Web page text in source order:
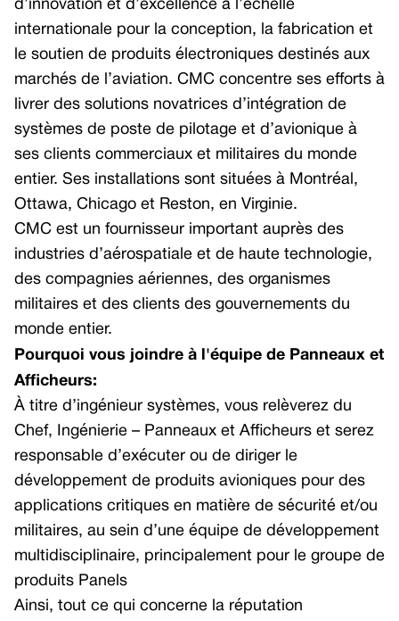
Multi-function Display
Portable Mission Display TacView +
Avionics Computers
Multicore Avionics Computer
Aircraft Information Server (AIS)
Smart Multi-function Display
Optoelectronics
Civil Helicopters
Helicopter Cockpit
GNSS Receivers
Navigation Sensors (Doppler)
Multicore Avionics Computer
Air Transport
Air Transport Cockpit
Civil Flight Management System
GNSS Receivers
Multicore Avionics Computer
Smart Multi-function Display
Aircraft Information Server
Unmanned Aerial Systems
Flight Management Systems – Civil
d’innovation et d’excellence à l’échelle
internationale pour la conception, la fabrication et
le soutien de produits électroniques destinés aux
marchés de l’aviation. CMC concentre ses efforts à
livrer des solutions novatrices d’intégration de
systèmes de poste de pilotage et d’avionique à
ses clients commerciaux et militaires du monde
entier. Ses installations sont situées à Montréal,
Ottawa, Chicago et Reston, en Virginie.
CMC est un fournisseur important auprès des
industries d’aérospatiale et de haute technologie,
des compagnies aériennes, des organismes
militaires et des clients des gouvernements du
monde entier.
Pourquoi vous joindre à l'équipe de Panneaux et
Afficheurs:
À titre d’ingénieur systèmes, vous relèverez du
Chef, Ingénierie – Panneaux et Afficheurs et serez
responsable d’exécuter ou de diriger le
développement de produits avioniques pour des
applications critiques en matière de sécurité et/ou
militaires, au sein d’une équipe de développement
multidisciplinaire, principalement pour le groupe de
produits Panels
Ainsi, tout ce qui concerne la réputation